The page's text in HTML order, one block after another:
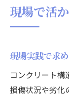
現場で活
現場実践で求
コンクリート構
損傷状況や劣化